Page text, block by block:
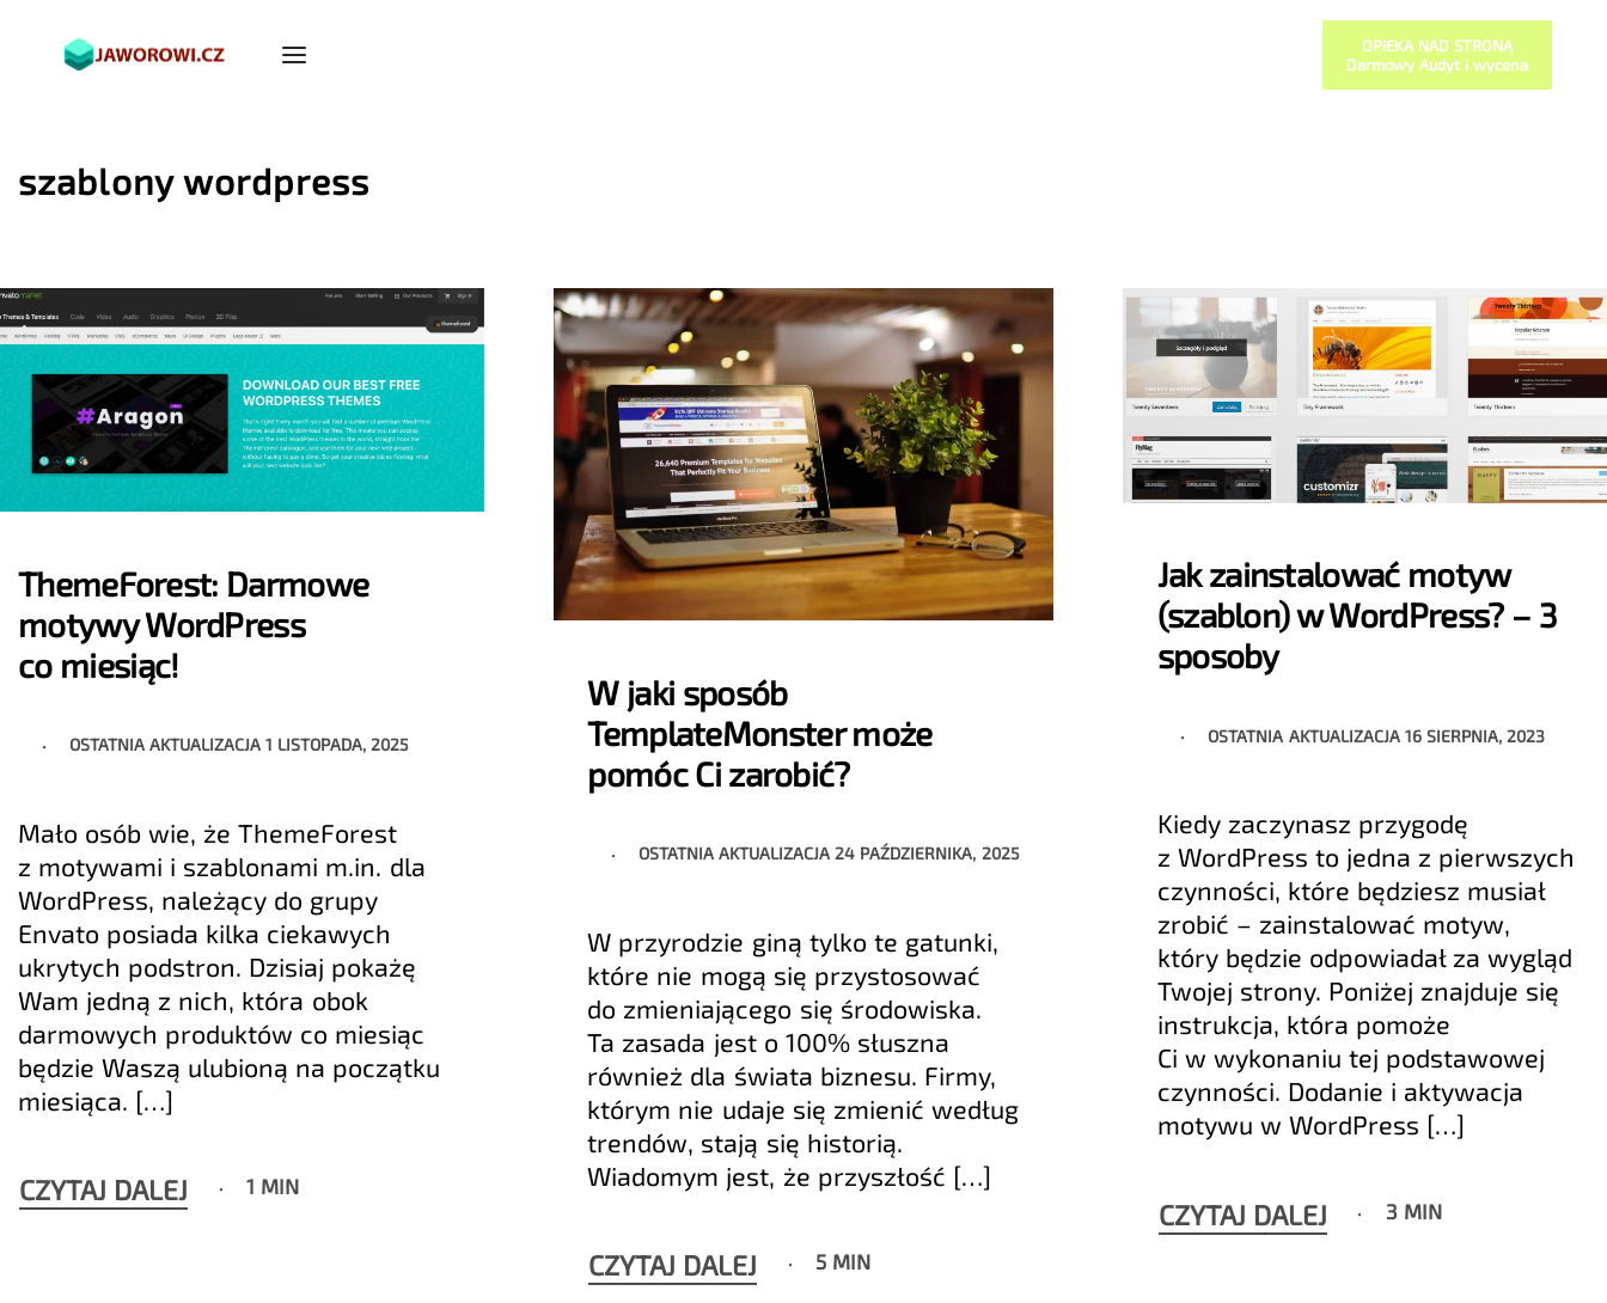
OPIEKA NAD STRONĄ
Darmowy Audyt i wycena
szablony wordpress
ThemeForest: Darmowe
motywy WordPress
co miesiąc!
OSTATNIA AKTUALIZACJA1 LISTOPADA, 2025
Mało osób wie, że ThemeForest
z motywami i szablonami m.in. dla
WordPress, należący do grupy
Envato posiada kilka ciekawych
ukrytych podstron. Dzisiaj pokażę
Wam jedną z nich, która obok
darmowych produktów co miesiąc
będzie Waszą ulubioną na początku
miesiąca. […]
CZYTAJ DALEJ 1 MIN
W jaki sposób
TemplateMonster może
pomóc Ci zarobić?
OSTATNIA AKTUALIZACJA 24 PAŹDZIERNIKA, 2025
W przyrodzie giną tylko te gatunki,
które nie mogą się przystosować
do zmieniającego się środowiska.
Ta zasada jest o 100% słuszna
również dla świata biznesu. Firmy,
którym nie udaje się zmienić według
trendów, stają się historią.
Wiadomym jest, że przyszłość […]
CZYTAJ DALEJ 5 MIN
Jak zainstalować motyw
(szablon) w WordPress? – 3
sposoby
OSTATNIA AKTUALIZACJA 16 SIERPNIA, 2023
Kiedy zaczynasz przygodę
z WordPress to jedna z pierwszych
czynności, które będziesz musiał
zrobić – zainstalować motyw,
który będzie odpowiadał za wygląd
Twojej strony. Poniżej znajduje się
instrukcja, która pomoże
Ci w wykonaniu tej podstawowej
czynności. Dodanie i aktywacja
motywu w WordPress […]
CZYTAJ DALEJ 3 MIN